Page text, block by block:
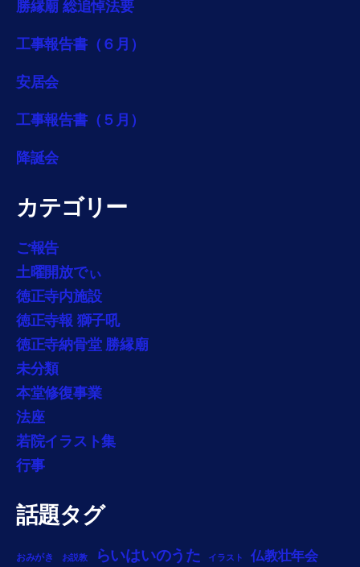
勝縁廟 総追悼法要
工事報告書（６月）
安居会
工事報告書（５月）
降誕会
カテゴリー
ご報告
土曜開放でぃ
徳正寺内施設
徳正寺報 獅子吼
徳正寺納骨堂 勝縁廟
未分類
本堂修復事業
法座
若院イラスト集
行事
話題タグ
おみがき お説教 らいはいのうた イラスト
仏教壮年会